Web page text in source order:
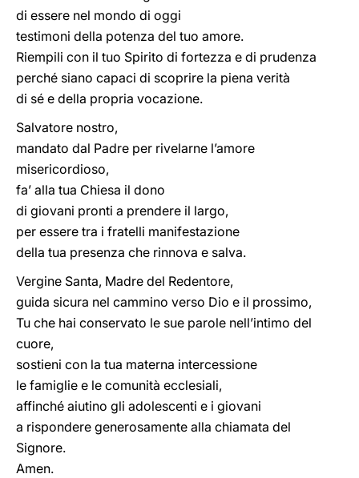
di essere nel mondo di oggi
testimoni della potenza del tuo amore.
Riempili con il tuo Spirito di fortezza e di prudenza
perché siano capaci di scoprire la piena verità
di sé e della propria vocazione.
Salvatore nostro,
mandato dal Padre per rivelarne l’amore
misericordioso,
fa’ alla tua Chiesa il dono
di giovani pronti a prendere il largo,
per essere tra i fratelli manifestazione
della tua presenza che rinnova e salva.
Vergine Santa, Madre del Redentore,
guida sicura nel cammino verso Dio e il prossimo,
Tu che hai conservato le sue parole nell’intimo del
cuore,
sostieni con la tua materna intercessione
le famiglie e le comunità ecclesiali,
affinché aiutino gli adolescenti e i giovani
a rispondere generosamente alla chiamata del
Signore.
Amen.